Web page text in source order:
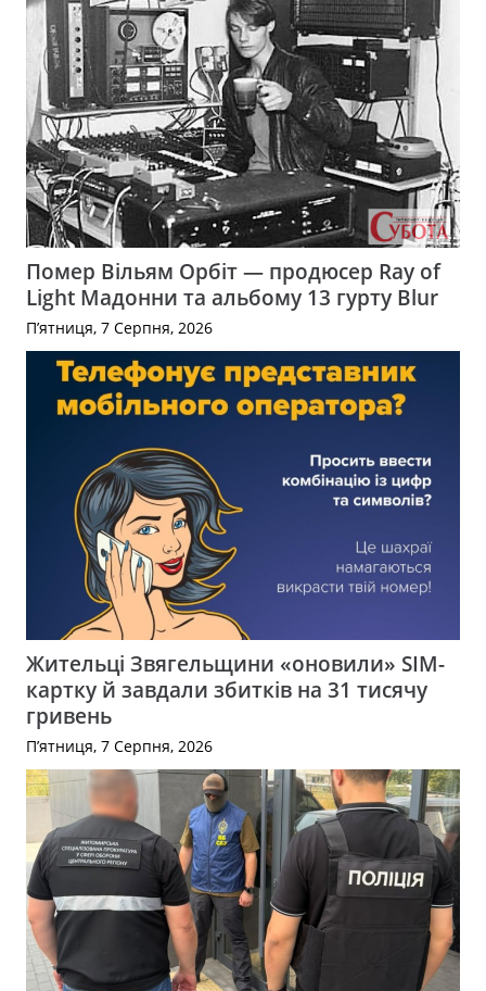
Помер Вільям Орбіт — продюсер Ray of
Light Мадонни та альбому 13 гурту Blur
П’ятниця, 7 Серпня, 2026
Жительці Звягельщини «оновили» SIM-
картку й завдали збитків на 31 тисячу
гривень
П’ятниця, 7 Серпня, 2026